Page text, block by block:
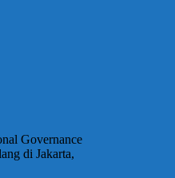
Governance
di Jakarta,